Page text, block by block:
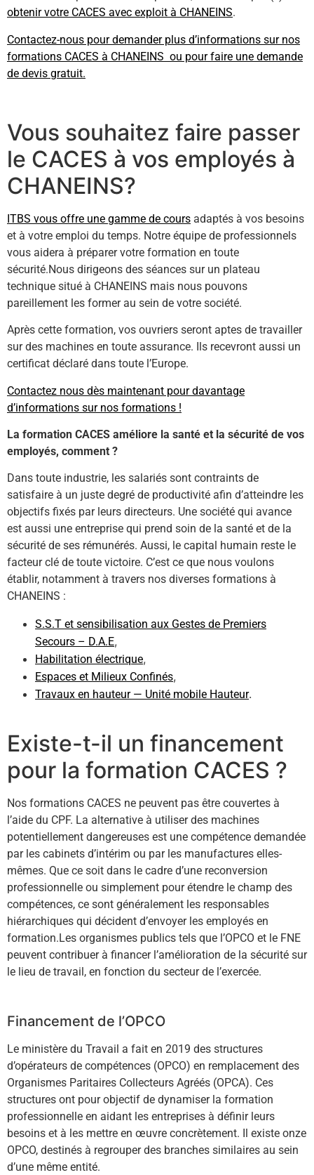
obtenir votre CACES avec exploit à CHANEINS.
Contactez-nous pour demander plus d’informations sur nos
formations CACES à CHANEINS ou pour faire une demande
de devis gratuit.
Vous souhaitez faire passer
le CACES à vos employés à
CHANEINS?
ITBS vous offre une gamme de cours adaptés à vos besoins
et à votre emploi du temps. Notre équipe de professionnels
vous aidera à préparer votre formation en toute
sécurité.Nous dirigeons des séances sur un plateau
technique situé à CHANEINS mais nous pouvons
pareillement les former au sein de votre société.
Après cette formation, vos ouvriers seront aptes de travailler
sur des machines en toute assurance. Ils recevront aussi un
certificat déclaré dans toute l’Europe.
Contactez nous dès maintenant pour davantage
d’informations sur nos formations !
La formation CACES améliore la santé et la sécurité de vos
employés, comment ?
Dans toute industrie, les salariés sont contraints de
satisfaire à un juste degré de productivité afin d’atteindre les
objectifs fixés par leurs directeurs. Une société qui avance
est aussi une entreprise qui prend soin de la santé et de la
sécurité de ses rémunérés. Aussi, le capital humain reste le
facteur clé de toute victoire. C’est ce que nous voulons
établir, notamment à travers nos diverses formations à
CHANEINS :
S.S.T et sensibilisation aux Gestes de Premiers
Secours – D.A.E,
Habilitation électrique,
Espaces et Milieux Confinés,
Travaux en hauteur — Unité mobile Hauteur.
Existe-t-il un financement
pour la formation CACES ?
Nos formations CACES ne peuvent pas être couvertes à
l’aide du CPF. La alternative à utiliser des machines
potentiellement dangereuses est une compétence demandée
par les cabinets d’intérim ou par les manufactures elles-
mêmes. Que ce soit dans le cadre d’une reconversion
professionnelle ou simplement pour étendre le champ des
compétences, ce sont généralement les responsables
hiérarchiques qui décident d’envoyer les employés en
formation.Les organismes publics tels que l’OPCO et le FNE
peuvent contribuer à financer l’amélioration de la sécurité sur
le lieu de travail, en fonction du secteur de l’exercée.
Financement de l’OPCO
Le ministère du Travail a fait en 2019 des structures
d’opérateurs de compétences (OPCO) en remplacement des
Organismes Paritaires Collecteurs Agréés (OPCA). Ces
structures ont pour objectif de dynamiser la formation
professionnelle en aidant les entreprises à définir leurs
besoins et à les mettre en œuvre concrètement. Il existe onze
OPCO, destinés à regrouper des branches similaires au sein
d’une même entité.